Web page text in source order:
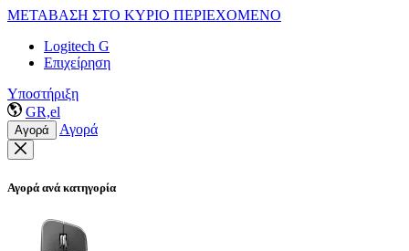
ΜΕΤΑΒΑΣΗ ΣΤΟ ΚΥΡΙΟ ΠΕΡΙΕΧΟΜΕΝΟ
Logitech G
Επιχείρηση
Υποστήριξη
GR,el
Αγορά Αγορά
Αγορά ανά κατηγορία